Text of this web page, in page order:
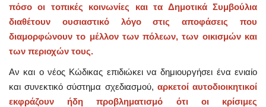
πόσο οι τοπικές κοινωνίες και τα Δημοτικά Συμβούλια
διαθέτουν ουσιαστικό λόγο στις αποφάσεις που
διαμορφώνουν το μέλλον των πόλεων, των οικισμών και
των περιοχών τους.
Αν και ο νέος Κώδικας επιδιώκει να δημιουργήσει ένα ενιαίο
και συνεκτικό σύστημα σχεδιασμού, αρκετοί αυτοδιοικητικοί
εκφράζουν ήδη προβληματισμό ότι οι κρίσιμες